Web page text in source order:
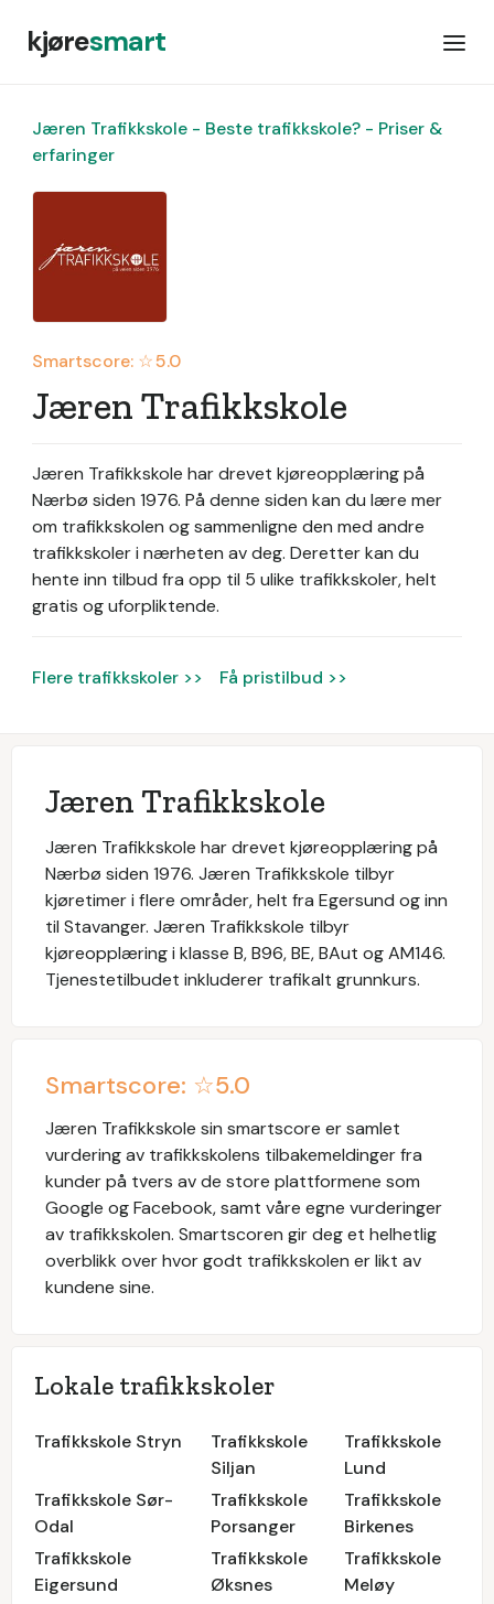
kjøresmart
Jæren Trafikkskole - Beste trafikkskole? - Priser &
erfaringer
Smartscore: ☆5.0
Jæren Trafikkskole
Jæren Trafikkskole har drevet kjøreopplæring på
Nærbø siden 1976. På denne siden kan du lære mer
om trafikkskolen og sammenligne den med andre
trafikkskoler i nærheten av deg. Deretter kan du
hente inn tilbud fra opp til 5 ulike trafikkskoler, helt
gratis og uforpliktende.
Flere trafikkskoler >> Få pristilbud >>
Jæren Trafikkskole
Jæren Trafikkskole har drevet kjøreopplæring på
Nærbø siden 1976. Jæren Trafikkskole tilbyr
kjøretimer i flere områder, helt fra Egersund og inn
til Stavanger. Jæren Trafikkskole tilbyr
kjøreopplæring i klasse B, B96, BE, BAut og AM146.
Tjenestetilbudet inkluderer trafikalt grunnkurs.
Smartscore: ☆5.0
Jæren Trafikkskole sin smartscore er samlet
vurdering av trafikkskolens tilbakemeldinger fra
kunder på tvers av de store plattformene som
Google og Facebook, samt våre egne vurderinger
av trafikkskolen. Smartscoren gir deg et helhetlig
overblikk over hvor godt trafikkskolen er likt av
kundene sine.
Lokale trafikkskoler
Trafikkskole Stryn
Trafikkskole
Siljan
Trafikkskole
Lund
Trafikkskole Sør-
Odal
Trafikkskole
Porsanger
Trafikkskole
Birkenes
Trafikkskole
Eigersund
Trafikkskole
Øksnes
Trafikkskole
Meløy